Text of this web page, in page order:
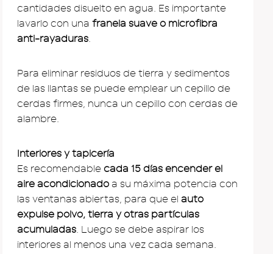
cantidades disuelto en agua. Es importante
lavarlo con una franela suave o microfibra
anti-rayaduras.
Para eliminar residuos de tierra y sedimentos
de las llantas se puede emplear un cepillo de
cerdas firmes, nunca un cepillo con cerdas de
alambre.
Interiores y tapicería
Es recomendable cada 15 días encender el
aire acondicionado a su máxima potencia con
las ventanas abiertas, para que el auto
expulse polvo, tierra y otras partículas
acumuladas. Luego se debe aspirar los
interiores al menos una vez cada semana.